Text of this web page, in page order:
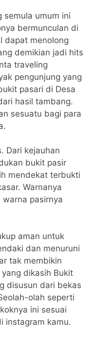
semula umum ini
bermunculan di
dapat menolong
demikian jadi hits
traveling
pengunjung yang
pasari di Desa
hasil tambang.
sesuatu bagi para
Dari kejauhan
bukit pasir
mendekat terbukti
Warnanya
pasirnya
aman untuk
dan menuruni
tak membikin
dikasih Bukit
disusun dari bekas
olah seperti
ini sesuai
instagram kamu.